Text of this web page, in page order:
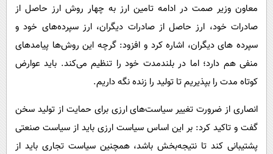
معاون وزیر صمت در ادامه تامین ارز به چهار روش ارز حاصل از
صادرات خود، ارز حاصل از صادرات دیگران، ارز سپرده‌های خود و
سپرده های دیگران، اشاره کرد و افزود: گرچه این روش‌ها پیامدهای
منفی هم دارد؛ اما در بلندمدت خود را تنظیم می‌کند. باید عوارض
کوتاه مدت را بپذیریم تا تولید را زنده نگه داریم.
انصاری از ضرورت تغییر سیاست‌های ارزی برای حمایت از تولید سخن
گفت و تاکید کرد: بر این اساس سیاست ارزی باید از سیاست صنعتی
پشتیبانی کند تا نتیجه‌بخش باشد، همچنین سیاست تجاری باید از